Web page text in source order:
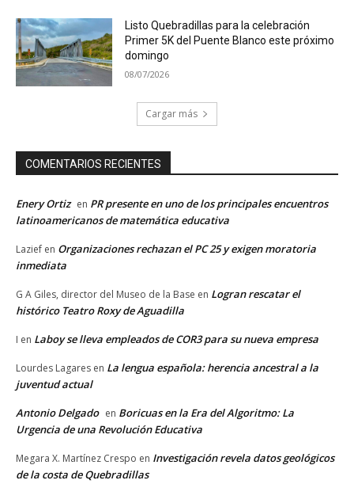
Listo Quebradillas para la celebración
Primer 5K del Puente Blanco este próximo
domingo
08/07/2026
Cargar más
COMENTARIOS RECIENTES
Enery Ortiz en PR presente en uno de los principales encuentros
latinoamericanos de matemática educativa
Lazief en Organizaciones rechazan el PC 25 y exigen moratoria
inmediata
G A Giles, director del Museo de la Base en Logran rescatar el
histórico Teatro Roxy de Aguadilla
I en Laboy se lleva empleados de COR3 para su nueva empresa
Lourdes Lagares en La lengua española: herencia ancestral a la
juventud actual
Antonio Delgado en Boricuas en la Era del Algoritmo: La
Urgencia de una Revolución Educativa
Megara X. Martínez Crespo en Investigación revela datos geológicos
de la costa de Quebradillas